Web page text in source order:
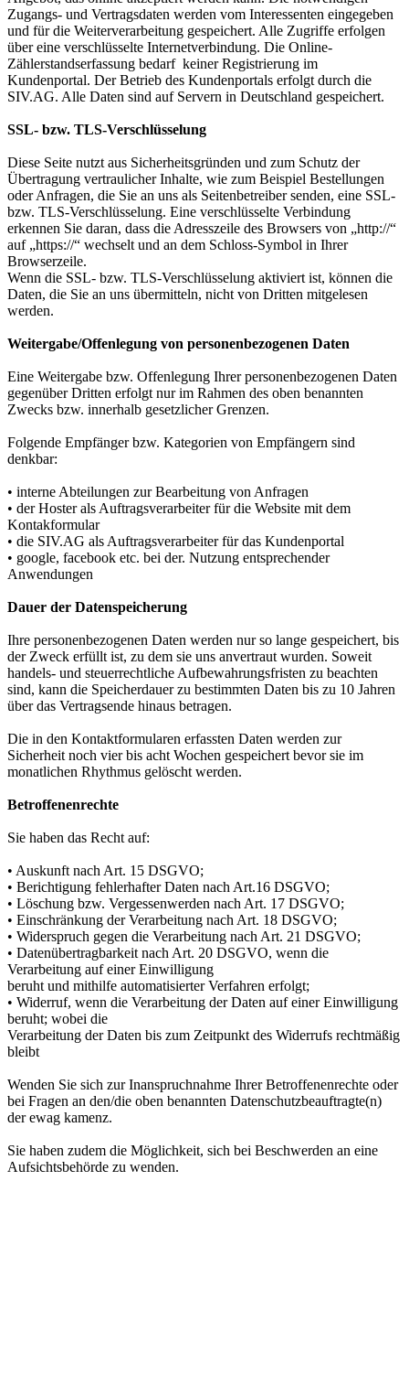
Zugangs- und Vertragsdaten werden vom Interessenten eingegeben
und für die Weiterverarbeitung gespeichert. Alle Zugriffe erfolgen
über eine verschlüsselte Internetverbindung. Die Online-
Zählerstandserfassung bedarf keiner Registrierung im
Kundenportal. Der Betrieb des Kundenportals erfolgt durch die
SIV.AG. Alle Daten sind auf Servern in Deutschland gespeichert.
SSL- bzw. TLS-Verschlüsselung
Diese Seite nutzt aus Sicherheitsgründen und zum Schutz der
Übertragung vertraulicher Inhalte, wie zum Beispiel Bestellungen
oder Anfragen, die Sie an uns als Seitenbetreiber senden, eine SSL-
bzw. TLS-Verschlüsselung. Eine verschlüsselte Verbindung
erkennen Sie daran, dass die Adresszeile des Browsers von „http://“
auf „https://“ wechselt und an dem Schloss-Symbol in Ihrer
Browserzeile.
Wenn die SSL- bzw. TLS-Verschlüsselung aktiviert ist, können die
Daten, die Sie an uns übermitteln, nicht von Dritten mitgelesen
werden.
Weitergabe/Offenlegung von personenbezogenen Daten
Eine Weitergabe bzw. Offenlegung Ihrer personenbezogenen Daten
gegenüber Dritten erfolgt nur im Rahmen des oben benannten
Zwecks bzw. innerhalb gesetzlicher Grenzen.
Folgende Empfänger bzw. Kategorien von Empfängern sind
denkbar:
• interne Abteilungen zur Bearbeitung von Anfragen
• der Hoster als Auftragsverarbeiter für die Website mit dem
Kontakformular
• die SIV.AG als Auftragsverarbeiter für das Kundenportal
• google, facebook etc. bei der. Nutzung entsprechender
Anwendungen
Dauer der Datenspeicherung
Ihre personenbezogenen Daten werden nur so lange gespeichert, bis
der Zweck erfüllt ist, zu dem sie uns anvertraut wurden. Soweit
handels- und steuerrechtliche Aufbewahrungsfristen zu beachten
sind, kann die Speicherdauer zu bestimmten Daten bis zu 10 Jahren
über das Vertragsende hinaus betragen.
Die in den Kontaktformularen erfassten Daten werden zur
Sicherheit noch vier bis acht Wochen gespeichert bevor sie im
monatlichen Rhythmus gelöscht werden.
Betroffenenrechte
Sie haben das Recht auf:
• Auskunft nach Art. 15 DSGVO;
• Berichtigung fehlerhafter Daten nach Art.16 DSGVO;
• Löschung bzw. Vergessenwerden nach Art. 17 DSGVO;
• Einschränkung der Verarbeitung nach Art. 18 DSGVO;
• Widerspruch gegen die Verarbeitung nach Art. 21 DSGVO;
• Datenübertragbarkeit nach Art. 20 DSGVO, wenn die
Verarbeitung auf einer Einwilligung
beruht und mithilfe automatisierter Verfahren erfolgt;
• Widerruf, wenn die Verarbeitung der Daten auf einer Einwilligung
beruht; wobei die
Verarbeitung der Daten bis zum Zeitpunkt des Widerrufs rechtmäßig
bleibt
Wenden Sie sich zur Inanspruchnahme Ihrer Betroffenenrechte oder
bei Fragen an den/die oben benannten Datenschutzbeauftragte(n)
der ewag kamenz.
Sie haben zudem die Möglichkeit, sich bei Beschwerden an eine
Aufsichtsbehörde zu wenden.